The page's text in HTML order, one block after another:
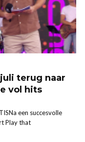
terug naar
vol hits
een succesvolle
Play that